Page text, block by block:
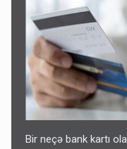
Bir neçə bank kartı